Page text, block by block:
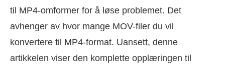
til MP4-omformer for å løse problemet. Det
avhenger av hvor mange MOV-filer du vil
konvertere til MP4-format. Uansett, denne
artikkelen viser den komplette opplæringen til